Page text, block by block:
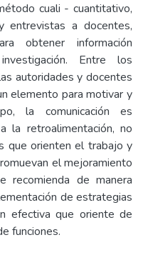
cuali - cuantitativo,
entrevistas a docentes,
obtener información
Entre los
autoridades y docentes
elemento para motivar y
la comunicación es
la retroalimentación, no
que orienten el trabajo y
el mejoramiento
recomienda de manera
de estrategias
efectiva que oriente de
funciones.